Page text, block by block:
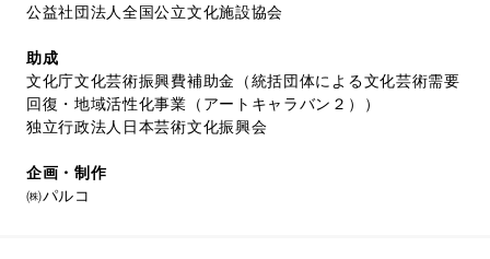
公益社団法人全国公立文化施設協会
助成
文化庁文化芸術振興費補助金（統括団体による文化芸術需要
回復・地域活性化事業（アートキャラバン２））
独立行政法人日本芸術文化振興会
企画・制作
㈱パルコ